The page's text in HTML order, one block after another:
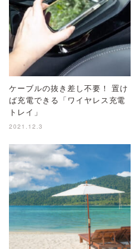
ケーブルの抜き差し不要！ 置け
ば充電できる「ワイヤレス充電
トレイ」
2021.12.3